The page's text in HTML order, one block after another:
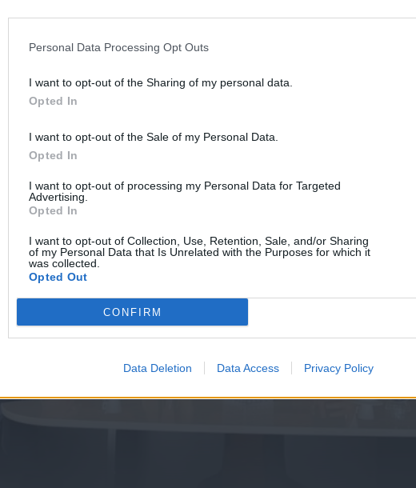
Personal Data Processing Opt Outs
I want to opt-out of the Sharing of my personal data.
Opted In
I want to opt-out of the Sale of my Personal Data.
Opted In
I want to opt-out of processing my Personal Data for Targeted
Advertising.
Opted In
I want to opt-out of Collection, Use, Retention, Sale, and/or Sharing
of my Personal Data that Is Unrelated with the Purposes for which it
was collected.
Opted Out
CONFIRM
Data Deletion Data Access Privacy Policy